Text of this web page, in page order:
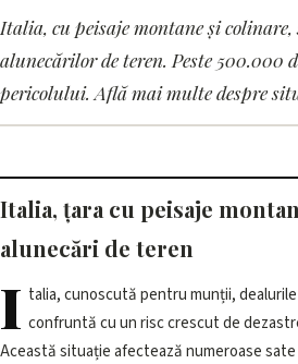
AMENAJĂRI INTERIOARE
Italy’s villages at
disappearing due
landslides
Italia, cu peisaje montane și
alunecărilor de teren. Peste 500.000
pericolului. Află mai multe despre
Italia, țara cu peisaje
alunecări de teren
I talia, cunoscută pentru munții,
confruntă cu un risc crescut de
Această situație afectează numeroase